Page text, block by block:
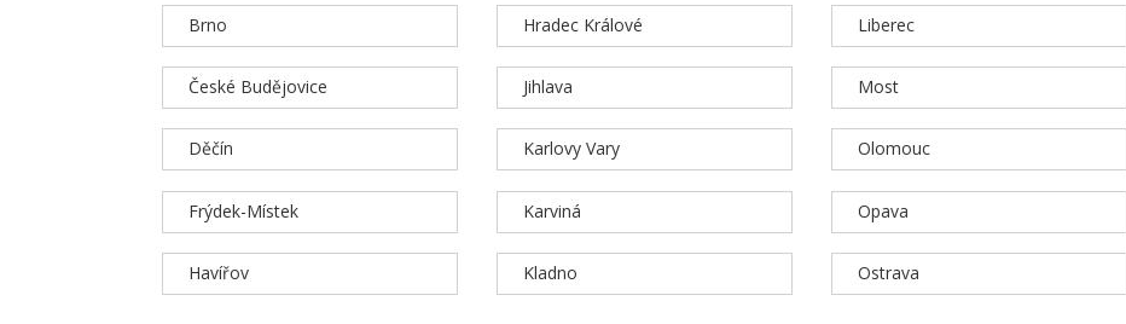
Brno
České Budějovice
Děčín
Frýdek-Místek
Havířov
Hradec Králové
Jihlava
Karlovy Vary
Karviná
Kladno
Liberec
Most
Olomouc
Opava
Ostrava